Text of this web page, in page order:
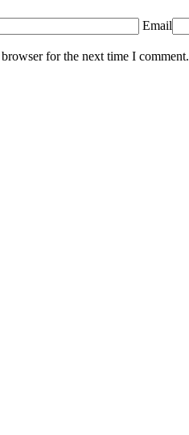
Email
for the next time I comment.